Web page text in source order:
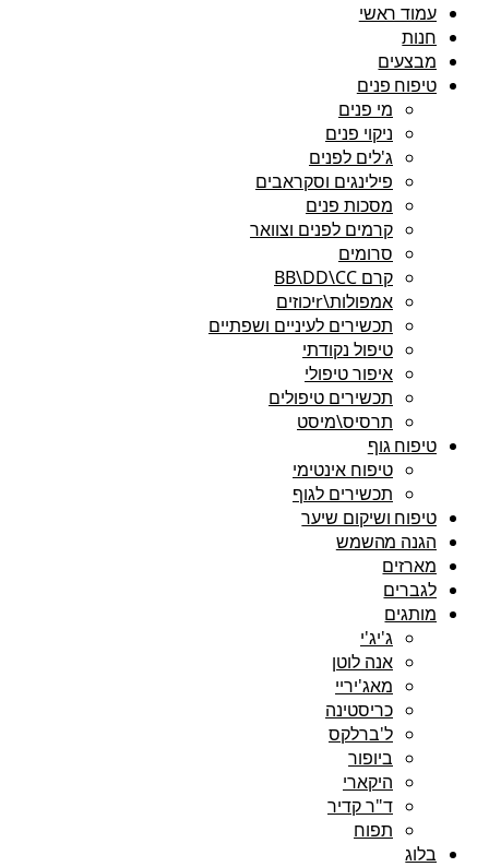
עמוד ראשי
חנות
מבצעים
טיפוח פנים
מי פנים
ניקוי פנים
ג'לים לפנים
פילינגים וסקראבים
מסכות פנים
קרמים לפנים וצוואר
סרומים
קרם BB\DD\CC
אמפולות\rיכוזים
תכשירים לעיניים ושפתיים
טיפול נקודתי
איפור טיפולי
תכשירים טיפולים
תרסיס\מיסט
טיפוח גוף
טיפוח אינטימי
תכשירים לגוף
טיפוח ושיקום שיער
הגנה מהשמש
מארזים
לגברים
מותגים
ג'יג'י
אנה לוטן
מאג'יריי
כריסטינה
ל'ברלקס
ביופור
היקארי
ד"ר קדיר
תפוח
בלוג